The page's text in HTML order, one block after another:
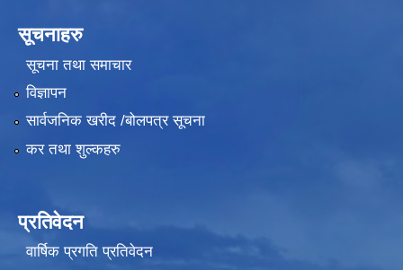
सूचनाहरु
सूचना तथा समाचार
विज्ञापन
सार्वजनिक खरीद /बोलपत्र सूचना
कर तथा शुल्कहरु
प्रतिवेदन
वार्षिक प्रगति प्रतिवेदन